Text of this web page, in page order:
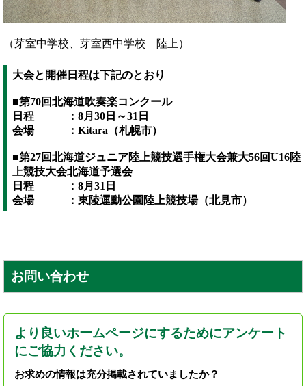
（芽室中学校、芽室西中学校 陸上）
大会と開催日程は下記のとおり
■第70回北海道吹奏楽コンクール
日程 ：8月30日～31日
会場 ：Kitara（札幌市）
■第27回北海道ジュニア陸上競技選手権大会兼大56回U16陸
上競技大会北海道予選会
日程 ：8月31日
会場 ：東陵運動公園陸上競技場（北見市）
お問い合わせ
より良いホームページにするためにアンケート
にご協力ください。
お求めの情報は充分掲載されていましたか？